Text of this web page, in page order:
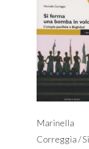
Marinella
Correggia / Si